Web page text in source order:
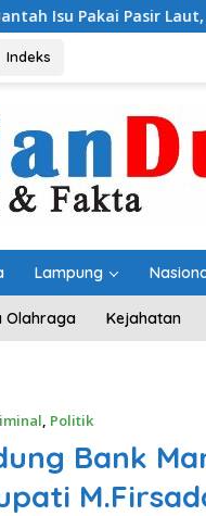
Laut, DPR RI Pastikan
Indeks
Lampung
Olahraga Kejahatan
, Politik
Bank